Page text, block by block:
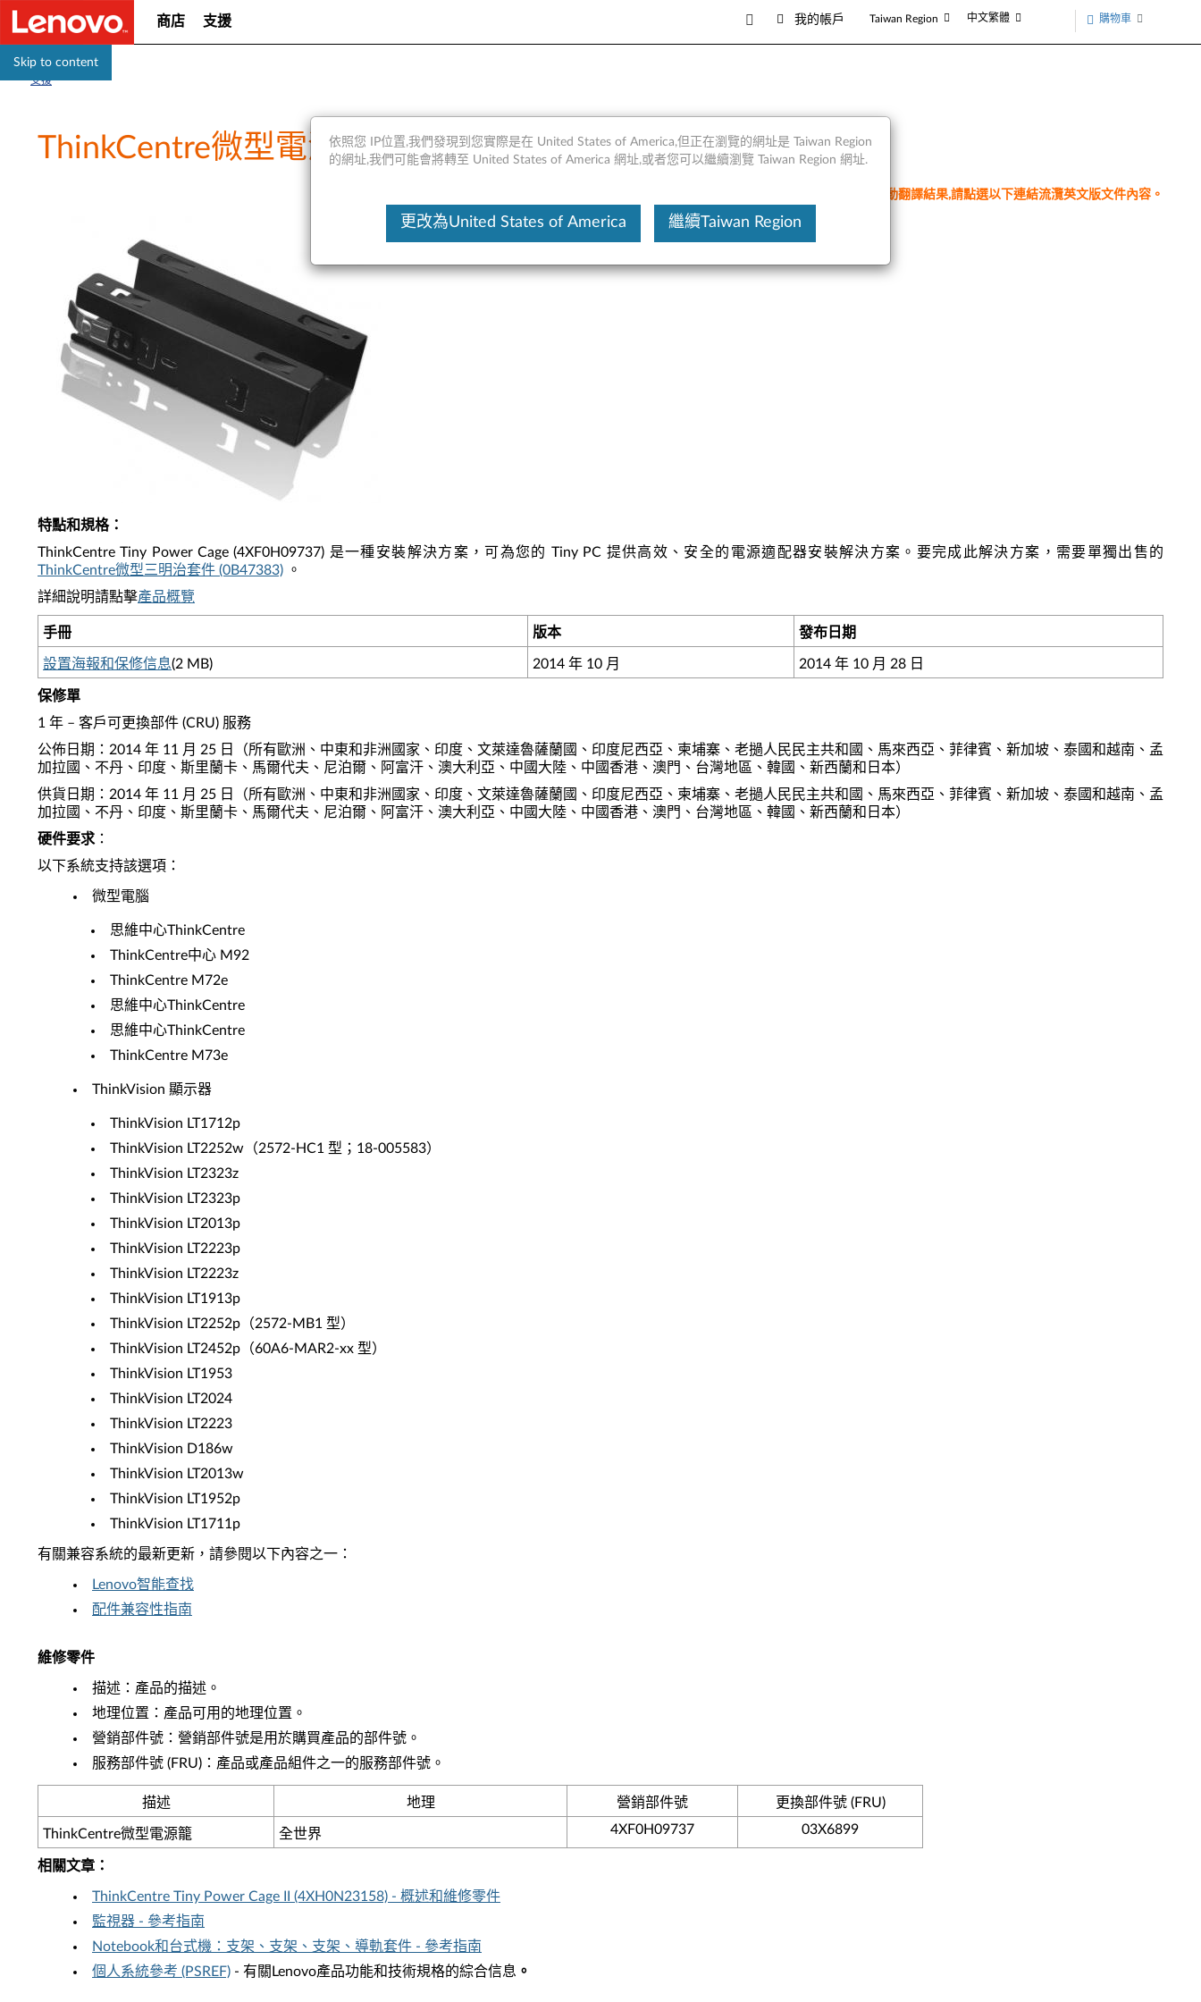
Skip to content
商店 支援 我的帳戶 Taiwan Region 中文繁體 購物車
支援
ThinkCentre微型電源籠 - 概述
這份文件為翻譯程式自動翻譯結果,請點選以下連結流灠英文版文件內容。
特點和規格：
ThinkCentre Tiny Power Cage (4XF0H09737) 是一種安裝解決方案，可為您的 Tiny PC 提供高效、安全的電源適配器安裝解決方案。要完成此解決方案，需要單獨出售的
ThinkCentre微型三明治套件 (0B47383) 。
詳細說明請點擊產品概覽
手冊 版本 發布日期
設置海報和保修信息(2 MB) 2014 年 10 月 2014 年 10 月 28 日
保修單
1 年 – 客戶可更換部件 (CRU) 服務
公佈日期：2014 年 11 月 25 日（所有歐洲、中東和非洲國家、印度、文萊達魯薩蘭國、印度尼西亞、柬埔寨、老撾人民民主共和國、馬來西亞、菲律賓、新加坡、泰國和越南、孟
加拉國、不丹、印度、斯里蘭卡、馬爾代夫、尼泊爾、阿富汗、澳大利亞、中國大陸、中國香港、澳門、台灣地區、韓國、新西蘭和日本）
供貨日期：2014 年 11 月 25 日（所有歐洲、中東和非洲國家、印度、文萊達魯薩蘭國、印度尼西亞、柬埔寨、老撾人民民主共和國、馬來西亞、菲律賓、新加坡、泰國和越南、孟
加拉國、不丹、印度、斯里蘭卡、馬爾代夫、尼泊爾、阿富汗、澳大利亞、中國大陸、中國香港、澳門、台灣地區、韓國、新西蘭和日本）
硬件要求 ：
以下系統支持該選項：
微型電腦
思維中心ThinkCentre
ThinkCentre中心 M92
ThinkCentre M72e
思維中心ThinkCentre
思維中心ThinkCentre
ThinkCentre M73e
ThinkVision 顯示器
ThinkVision LT1712p
ThinkVision LT2252w（2572-HC1 型；18-005583）
ThinkVision LT2323z
ThinkVision LT2323p
ThinkVision LT2013p
ThinkVision LT2223p
ThinkVision LT2223z
ThinkVision LT1913p
ThinkVision LT2252p（2572-MB1 型）
ThinkVision LT2452p（60A6-MAR2-xx 型）
ThinkVision LT1953
ThinkVision LT2024
ThinkVision LT2223
ThinkVision D186w
ThinkVision LT2013w
ThinkVision LT1952p
ThinkVision LT1711p
有關兼容系統的最新更新，請參閱以下內容之一：
Lenovo智能查找
配件兼容性指南
維修零件
描述：產品的描述。
地理位置：產品可用的地理位置。
營銷部件號：營銷部件號是用於購買產品的部件號。
服務部件號 (FRU)：產品或產品組件之一的服務部件號。
描述 地理 營銷部件號 更換部件號 (FRU)
ThinkCentre微型電源籠 全世界 4XF0H09737 03X6899
相關文章 ：
ThinkCentre Tiny Power Cage II (4XH0N23158) - 概述和維修零件
監視器 - 參考指南
Notebook和台式機：支架、支架、支架、導軌套件 - 參考指南
個人系統參考 (PSREF) - 有關Lenovo產品功能和技術規格的綜合信息 。
依照您 IP位置,我們發現到您實際是在 United States of America,但正在瀏覽的網址是 Taiwan Region
的網址,我們可能會將轉至 United States of America 網址,或者您可以繼續瀏覽 Taiwan Region 網址.
更改為United States of America 繼續Taiwan Region